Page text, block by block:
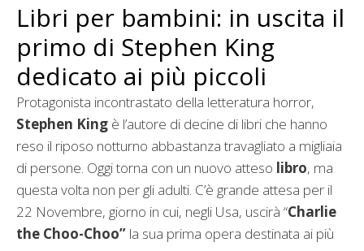
Libri per bambini: in uscita il
primo di Stephen King
dedicato ai più piccoli
Protagonista incontrastato della letteratura horror,
Stephen King è l’autore di decine di libri che hanno
reso il riposo notturno abbastanza travagliato a migliaia
di persone. Oggi torna con un nuovo atteso libro, ma
questa volta non per gli adulti. C’è grande attesa per il
22 Novembre, giorno in cui, negli Usa, uscirà “Charlie
the Choo-Choo” la sua prima opera destinata ai più